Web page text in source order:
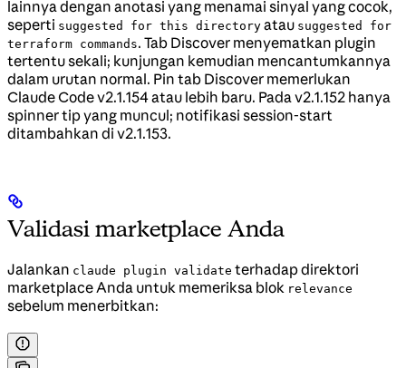
lainnya dengan anotasi yang menamai sinyal yang cocok,
seperti suggested for this directory atau suggested for
terraform commands. Tab Discover menyematkan plugin
tertentu sekali; kunjungan kemudian mencantumkannya
dalam urutan normal. Pin tab Discover memerlukan
Claude Code v2.1.154 atau lebih baru. Pada v2.1.152 hanya
spinner tip yang muncul; notifikasi session-start
ditambahkan di v2.1.153.
Validasi marketplace Anda
Jalankan claude plugin validate terhadap direktori
marketplace Anda untuk memeriksa blok relevance
sebelum menerbitkan: